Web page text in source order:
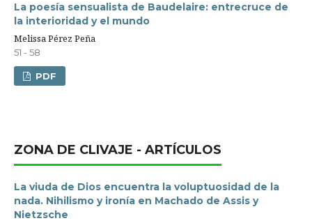
La poesía sensualista de Baudelaire: entrecruce de
la interioridad y el mundo
Melissa Pérez Peña
51 - 58
PDF
ZONA DE CLIVAJE - ARTÍCULOS
La viuda de Dios encuentra la voluptuosidad de la
nada. Nihilismo y ironía en Machado de Assis y
Nietzsche